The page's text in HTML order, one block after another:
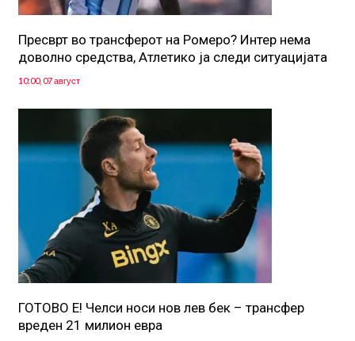
Пресврт во трансферот на Ромеро? Интер нема
доволно средства, Атлетико ја следи ситуацијата
10:00, 07 август
ГОТОВО Е! Челси носи нов лев бек – трансфер
вреден 21 милион евра